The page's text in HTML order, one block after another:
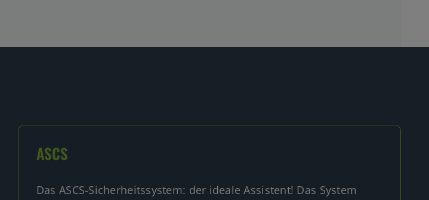
ASCS
Das ASCS-Sicherheitssystem: der ideale Assistent! Das System